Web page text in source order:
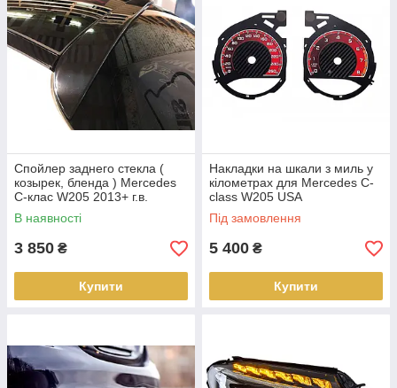
Спойлер заднего стекла (
козырек, бленда ) Mercedes
C-клас W205 2013+ г.в.
В наявності
3 850 ₴
Купити
Накладки на шкали з миль у
кілометрах для Mercedes C-
class W205 USA
Під замовлення
5 400 ₴
Купити